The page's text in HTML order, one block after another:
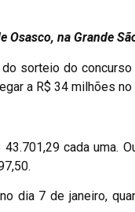
Osasco, na Grande
sorteio do
a R$ 34 milhões
cada uma.
dia 7 de janeiro,